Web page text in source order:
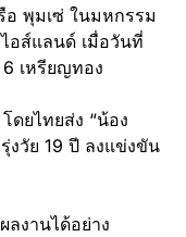
อ พุมเซ่ ในมหกรรม
อส์แลนด์ เมื่อวันที่
เหรียญทอง
ดยไทยส่ง “น้อง
งวัย 19 ปี ลงแข่งขัน
ลงานได้อย่าง